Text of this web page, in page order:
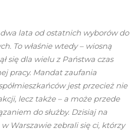
lata od ostatnich wyborów do
To właśnie wtedy – wiosną
się dla wielu z Państwa czas
pracy. Mandat zaufania
jest przecież nie
lecz także – a może przede
do służby. Dzisiaj na
Warszawie zebrali się ci, którzy